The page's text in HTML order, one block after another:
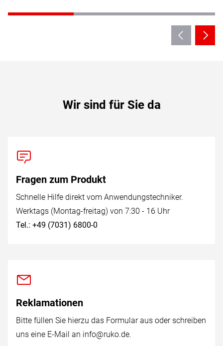
Wir sind für Sie da
Fragen zum Produkt
Schnelle Hilfe direkt vom Anwendungstechniker.
Werktags (Montag-freitag) von 7:30 - 16 Uhr
Tel.: +49 (7031) 6800-0
Reklamationen
Bitte füllen Sie hierzu das Formular aus oder schreiben
uns eine E-Mail an info@ruko.de.